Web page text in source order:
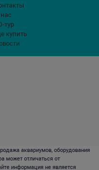
тур
купить
аквариумов, оборудования
может отличаться от
информация не является